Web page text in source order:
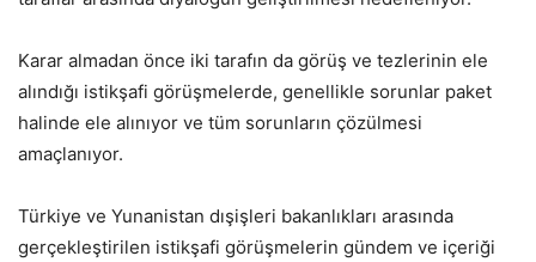
Karar almadan önce iki tarafın da görüş ve tezlerinin ele
alındığı istikşafi görüşmelerde, genellikle sorunlar paket
halinde ele alınıyor ve tüm sorunların çözülmesi
amaçlanıyor.
Türkiye ve Yunanistan dışişleri bakanlıkları arasında
gerçekleştirilen istikşafi görüşmelerin gündem ve içeriği